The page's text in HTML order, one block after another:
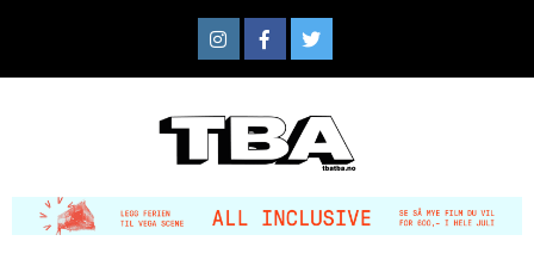
content
InstagramFacebook
Twitter